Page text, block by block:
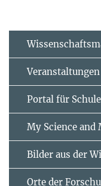
Veranstaltungen
Portal für
My Science and
Bilder aus der
Orte der